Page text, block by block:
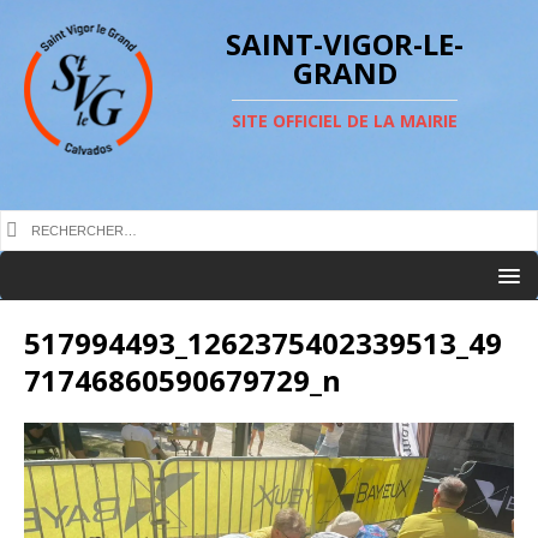
SAINT-VIGOR-LE-
GRAND
SITE OFFICIEL DE LA MAIRIE
517994493_1262375402339513_49
71746860590679729_n